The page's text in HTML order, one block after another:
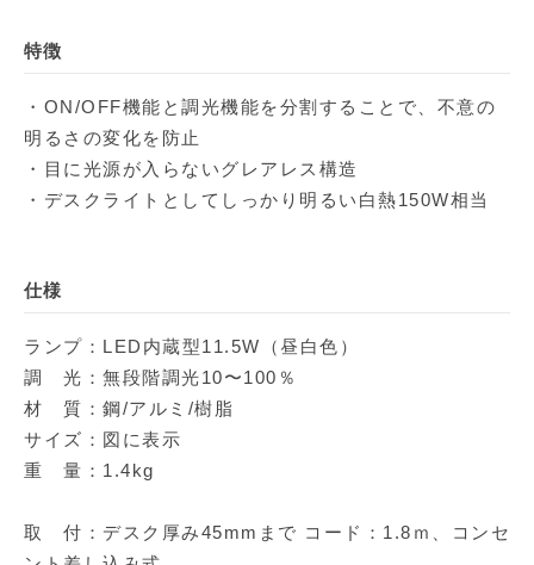
特徴
・ON/OFF機能と調光機能を分割することで、不意の
明るさの変化を防止
・目に光源が入らないグレアレス構造
・デスクライトとしてしっかり明るい白熱150W相当
仕様
ランプ：LED内蔵型11.5W（昼白色）
調 光：無段階調光10〜100％
材 質：鋼/アルミ/樹脂
サイズ：図に表示
重 量：1.4kg
取 付：デスク厚み45mmまで コード：1.8ｍ、コンセ